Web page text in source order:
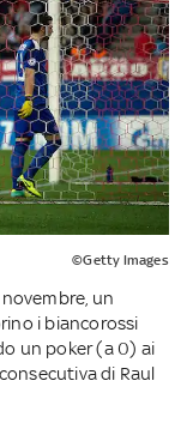
©Getty Images
novembre, un
i biancorossi
un poker (a 0) ai
di Raul